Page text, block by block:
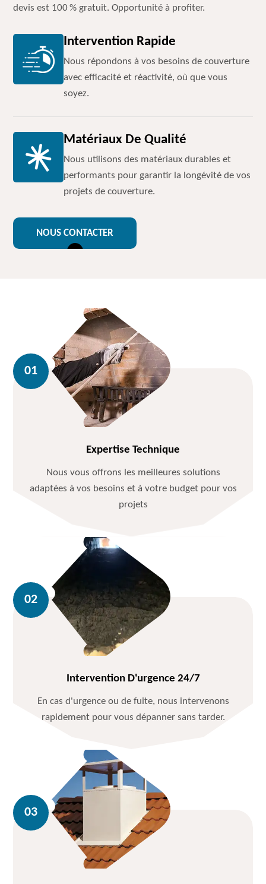
devis est 100 % gratuit. Opportunité à profiter.
Intervention Rapide
Nous répondons à vos besoins de couverture
avec efficacité et réactivité, où que vous
soyez.
Matériaux De Qualité
Nous utilisons des matériaux durables et
performants pour garantir la longévité de vos
projets de couverture.
NOUS CONTACTER
Expertise Technique
Nous vous offrons les meilleures solutions
adaptées à vos besoins et à votre budget pour vos
projets
Intervention D'urgence 24/7
En cas d'urgence ou de fuite, nous intervenons
rapidement pour vous dépanner sans tarder.